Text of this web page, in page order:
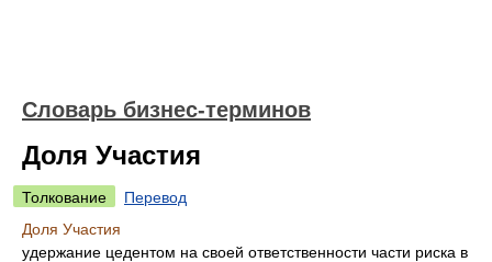
Словарь бизнес-терминов
Доля Участия
Толкование
Перевод
Доля Участия
удержание цедентом на своей ответственности части риска в